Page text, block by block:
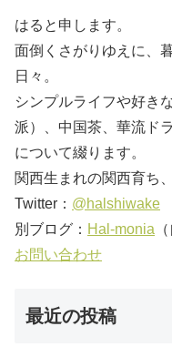
はると申します。
面倒くさがりゆえに、
日々。
シンプルライフや好き
派）、中国茶、華流ド
について綴ります。
関西生まれの関西育ち
Twitter： @halshiwake
別ブログ： Hal-monia
お問い合わせ
最近の投稿